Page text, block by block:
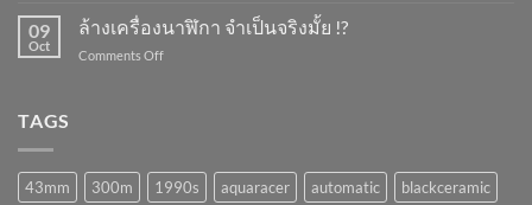
!?เครื่อง
09
Oct
ล้างเครื่องนาฬิกา จำเป็นจริงมั้ย !?
Comments Offon
มั้ย
!?
TAGS
43mm 300m 1990s aquaracer automatic
blackceramic